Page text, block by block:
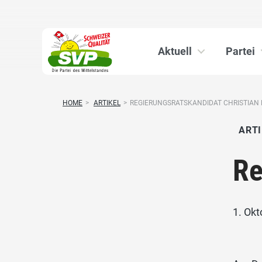
Aktuell Partei
HOME > ARTIKEL > REGIERUNGSRATSKANDIDAT CHRISTIAN
1.